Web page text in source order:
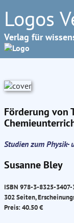
Logos
Verlag für
Förderung von
Studien zum Physik-
Susanne Bley
ISBN 978-3-8325-3407-
302 Seiten,
Preis: 40.50 €